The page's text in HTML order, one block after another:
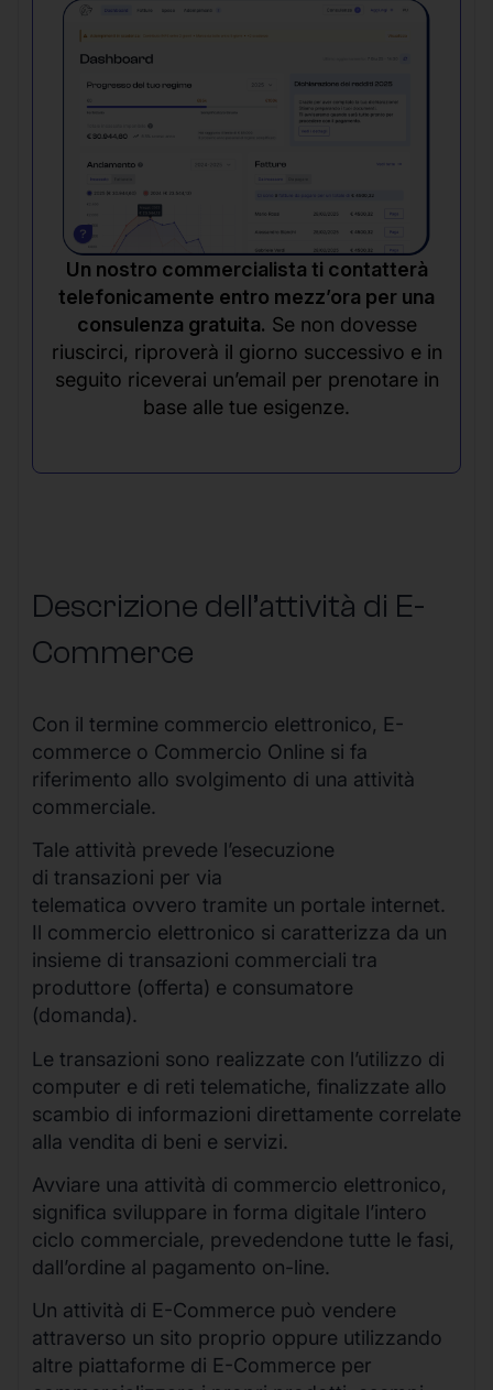
Un nostro commercialista ti contatterà
telefonicamente entro mezz’ora per una
consulenza gratuita. Se non dovesse
riuscirci, riproverà il giorno successivo e in
seguito riceverai un’email per prenotare in
base alle tue esigenze.
Descrizione dell’attività di E-
Commerce
Con il termine commercio elettronico, E-
commerce o Commercio Online si fa
riferimento allo svolgimento di una attività
commerciale.
Tale attività prevede l’esecuzione
di transazioni per via
telematica ovvero tramite un portale internet.
Il commercio elettronico si caratterizza da un
insieme di transazioni commerciali tra
produttore (offerta) e consumatore
(domanda).
Le transazioni sono realizzate con l’utilizzo di
computer e di reti telematiche, finalizzate allo
scambio di informazioni direttamente correlate
alla vendita di beni e servizi.
Avviare una attività di commercio elettronico,
significa sviluppare in forma digitale l’intero
ciclo commerciale, prevedendone tutte le fasi,
dall’ordine al pagamento on-line.
Un attività di E-Commerce può vendere
attraverso un sito proprio oppure utilizzando
altre piattaforme di E-Commerce per